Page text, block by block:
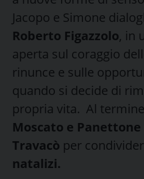
Jacopo e Simone
Roberto Figazzolo, in
aperta sul coraggio
rinunce e sulle
quando si decide di
propria vita. Al
Moscato e Panettone
Travacò per
natalizi.